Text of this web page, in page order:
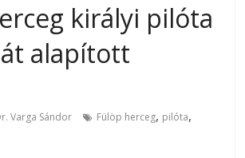
királyi pilóta
alapított
Varga Sándor Fülöp herceg, pilóta,